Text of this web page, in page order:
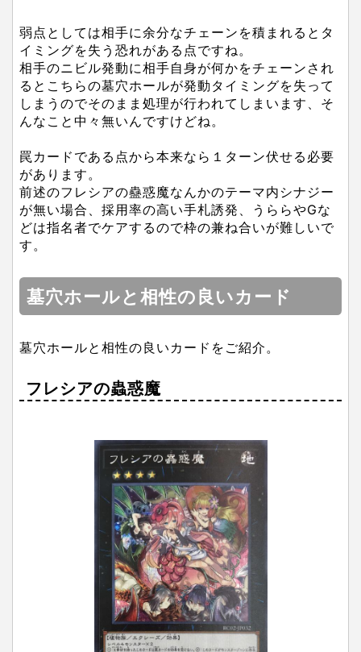
弱点としては相手に余分なチェーンを積まれるとタ
イミングを失う恐れがある点ですね。
相手のニビル発動に相手自身が何かをチェーンされ
るとこちらの墓穴ホールが発動タイミングを失って
しまうのでそのまま処理が行われてしまいます、そ
んなこと中々無いんですけどね。
罠カードである点から本来なら１ターン伏せる必要
があります。
前述のフレシアの蠱惑魔なんかのテーマ内シナジー
が無い場合、採用率の高い手札誘発、うららやGな
どは指名者でケアするので枠の兼ね合いが難しいで
す。
墓穴ホールと相性の良いカード
墓穴ホールと相性の良いカードをご紹介。
フレシアの蟲惑魔